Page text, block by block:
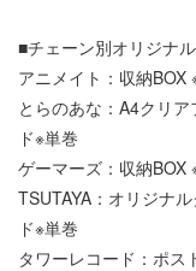
■チェーン別オリジナ
アニメイト：収納BOX
とらのあな：A4クリ
ド※単巻
ゲーマーズ：収納
TSUTAYA：オリジナ
ド※単巻
タワーレコード：ポス